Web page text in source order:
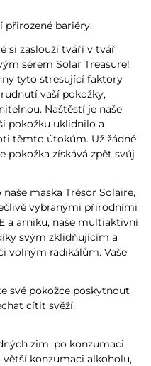
přirozené bariéry.
si zaslouží tváří v tvář
sérem Solar Treasure!
tyto stresující faktory
vaší pokožky,
Naštěstí je naše
pokožku uklidnilo a
těmto útokům. Už žádné
pokožka získává zpět svůj
maska Trésor Solaire,
vybranými přírodními
a arniku, naše multiaktivní
svým zklidňujícím a
volným radikálům. Vaše
své pokožce poskytnout
cítit svěží.
zim, po konzumaci
konzumaci alkoholu,